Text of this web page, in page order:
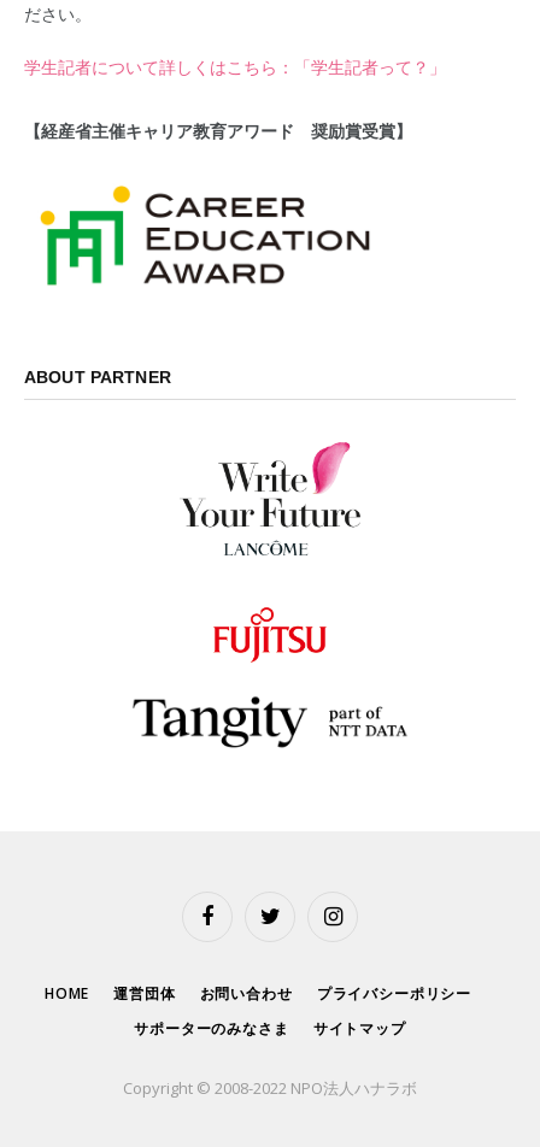
ださい。
学生記者について詳しくはこちら：「学生記者って？」
【経産省主催キャリア教育アワード 奨励賞受賞】
ABOUT PARTNER
FacebookTwitter Instagram
HOME 運営団体 お問い合わせ
プライバシーポリシー
サポーターのみなさま
サイトマップ
Copyright © 2008-2022 NPO法人ハナラボ